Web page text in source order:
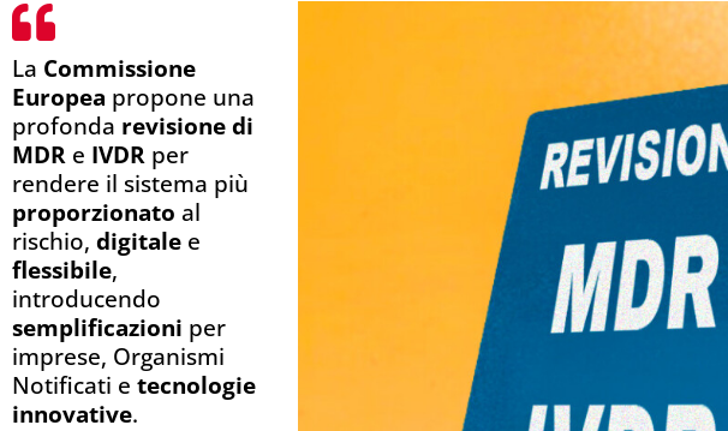
La Commissione
Europea propone una
profonda revisione di
MDR e IVDR per
rendere il sistema più
proporzionato al
rischio, digitale e
flessibile,
introducendo
semplificazioni per
imprese, Organismi
Notificati e tecnologie
innovative.